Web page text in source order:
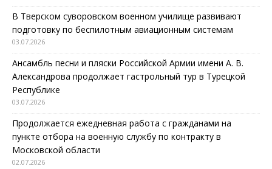
В Тверском суворовском военном училище развивают
подготовку по беспилотным авиационным системам
03.07.2026
Ансамбль песни и пляски Российской Армии имени А. В.
Александрова продолжает гастрольный тур в Турецкой
Республике
03.07.2026
Продолжается ежедневная работа с гражданами на
пункте отбора на военную службу по контракту в
Московской области
02.07.2026